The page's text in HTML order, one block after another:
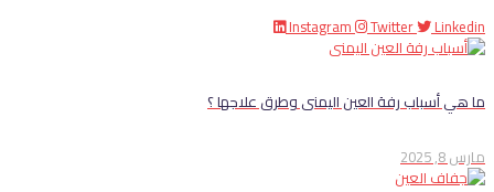
Instagram Twitter Linkedin
ما هي أسباب رفة العين اليمنى وطرق علاجها ؟
مارس 8, 2025